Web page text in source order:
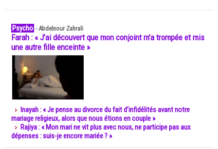
Psycho -Abdelnour Zahrali
Farah : « J’ai découvert que mon conjoint m’a trompée et mis
une autre fille enceinte »
Inayah : « Je pense au divorce du fait d’infidélités avant notre
mariage religieux, alors que nous étions en couple »
Rajiya : « Mon mari ne vit plus avec nous, ne participe pas aux
dépenses : suis-je encore mariée ? »